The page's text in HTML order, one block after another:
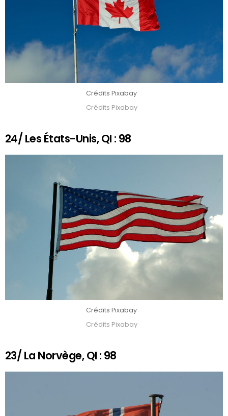
Crédits Pixabay
Crédits Pixabay
24/ Les États-Unis, QI : 98
Crédits Pixabay
Crédits Pixabay
23/ La Norvège, QI : 98